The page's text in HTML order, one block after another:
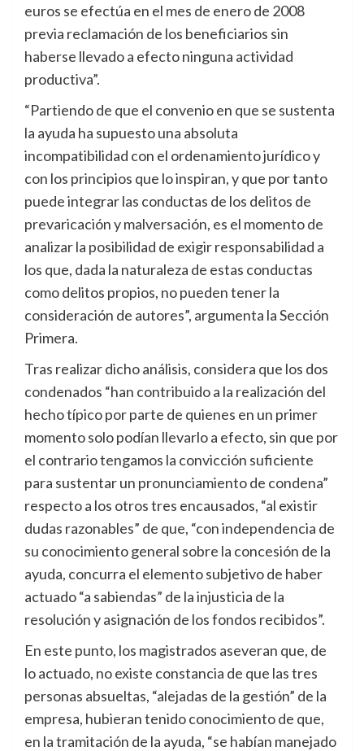
euros se efectúa en el mes de enero de 2008
previa reclamación de los beneficiarios sin
haberse llevado a efecto ninguna actividad
productiva”.
“Partiendo de que el convenio en que se sustenta
la ayuda ha supuesto una absoluta
incompatibilidad con el ordenamiento jurídico y
con los principios que lo inspiran, y que por tanto
puede integrar las conductas de los delitos de
prevaricación y malversación, es el momento de
analizar la posibilidad de exigir responsabilidad a
los que, dada la naturaleza de estas conductas
como delitos propios, no pueden tener la
consideración de autores”, argumenta la Sección
Primera.
Tras realizar dicho análisis, considera que los dos
condenados “han contribuido a la realización del
hecho típico por parte de quienes en un primer
momento solo podían llevarlo a efecto, sin que por
el contrario tengamos la convicción suficiente
para sustentar un pronunciamiento de condena”
respecto a los otros tres encausados, “al existir
dudas razonables” de que, “con independencia de
su conocimiento general sobre la concesión de la
ayuda, concurra el elemento subjetivo de haber
actuado “a sabiendas” de la injusticia de la
resolución y asignación de los fondos recibidos”.
En este punto, los magistrados aseveran que, de
lo actuado, no existe constancia de que las tres
personas absueltas, “alejadas de la gestión” de la
empresa, hubieran tenido conocimiento de que,
en la tramitación de la ayuda, “se habían manejado